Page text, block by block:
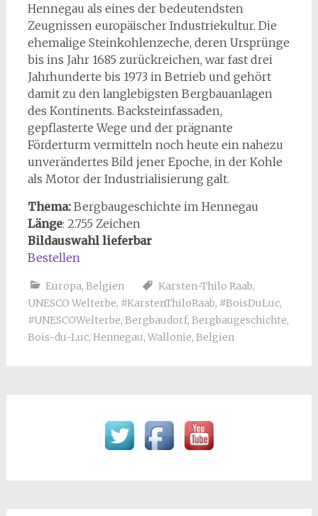
Hennegau als eines der bedeutendsten
Zeugnissen europäischer Industriekultur. Die
ehemalige Steinkohlenzeche, deren Ursprünge
bis ins Jahr 1685 zurückreichen, war fast drei
Jahrhunderte bis 1973 in Betrieb und gehört
damit zu den langlebigsten Bergbauanlagen
des Kontinents. Backsteinfassaden,
gepflasterte Wege und der prägnante
Förderturm vermitteln noch heute ein nahezu
unverändertes Bild jener Epoche, in der Kohle
als Motor der Industrialisierung galt.
Thema: Bergbaugeschichte im Hennegau
Länge: 2.755 Zeichen
Bildauswahl lieferbar
Bestellen
Europa, Belgien Karsten-Thilo Raab,
UNESCO Welterbe, #KarstenThiloRaab, #BoisDuLuc,
#UNESCOWelterbe, Bergbaudorf, Bergbaugeschichte,
Bois-du-Luc, Hennegau, Wallonie, Belgien